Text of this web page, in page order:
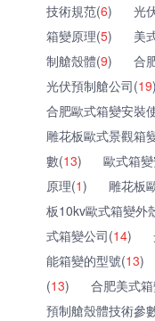
技術規范(6) 光
箱變原理(5) 美
制艙殼體(9) 合
光伏預制艙公司(19)
合肥歐式箱變安裝
雕花板歐式景觀箱
數(13) 歐式箱
原理(1) 雕花板
板10kv歐式箱變外
式箱變公司(14)
能箱變的型號(13)
(13) 合肥美式
預制艙殼體技術參